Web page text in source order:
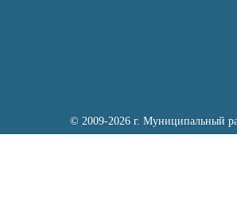
© 2009-2026 г. Муниципальный